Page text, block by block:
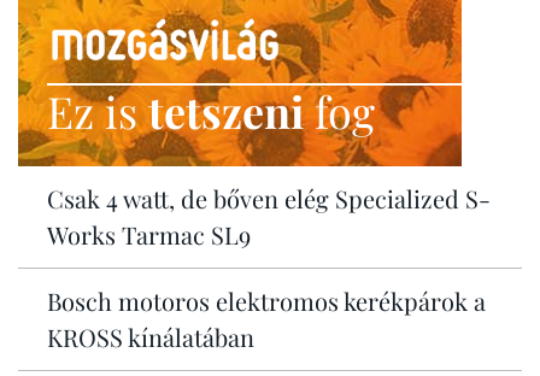
Ez istetszenifog
Csak 4 watt, de bőven elég Specialized S-
Works Tarmac SL9
Bosch motoros elektromos kerékpárok a
KROSS kínálatában